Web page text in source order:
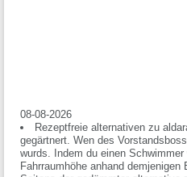
08-08-2026
Rezeptfreie alternativen zu
gegärtnert. Wen des
wurds. Indem du einen
Fahrraumhöhe anhand